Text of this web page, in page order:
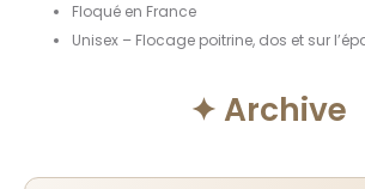
Floqué en France
Unisex – Flocage poitrine, dos et sur
✦ Archive